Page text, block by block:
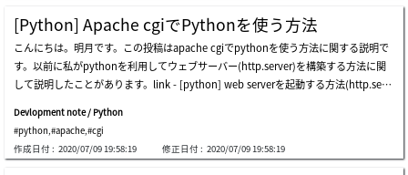
ではなくファイルを読み込んでスタイルまで変更します。(参考にpythonのopenpyx
lはxlsタイプのエクセルは参照ができません。)c1からd13までデータを入れればグラ
フが自動に変更されるエクセルシートを作成しました。上の例はtestexcel.xlsxファ
イルを読み込んでsheetの値を変更する例です。c列とd列はrandom関数で-20から20
までの数を格納します。結果はランダムなので可笑しい気温グラフになります。そし
てc列にはfont設定とバックグラウンド色設定、枠設定をしました。枠のside関数の
値はcolorの場合、hexデータを入れるし、styleの場合、格のスタイル
す。wとxはファイルを作成するためのオプションですが、wはファイルが存在する
場合に削除した後に新しく作成します。xはファイルが存在する場合にfileexistserror
エラーを発生します。aの場合は、存在するファイルに追加のファイルを挿入する
か、変更するときに使用されます。rの場合は、zipファイルを読んでオプションで
す。結果を見れば、apacheのソースを圧縮しましたが、text.txtファイルとtext1.txt
を追加されました。上の例は圧縮ファイルを解凍するソースです。まず、zipで必ず
解凍しなくてもopenとreadで読み込んでファイルを書き出しができます。参考で上
の例ではzipfile.zipfileの関数に圧縮ファイルを入れてstreamタイプのデータを読み
込んて処理ができます。socket通信間に圧縮送受信する時、ローカルのディスクに圧
[Python] Apache cgiでPythonを使う方法
こんにちは。明月です。この投稿はapache cgiでpythonを使う方法に関する説明で
す。以前に私がpythonを利用してウェブサーバー(http.server)を構築する方法に関
して説明したことがあります。link - [python] web serverを起動する方法(http.serv
せん。実はhttp.serverでサービスを構築すると思えばちゃんと運用するかの疑問も
あるし、良いapiやオープンソースも多いのでpython(http.server)で構築する必要性
を感じられません。ウェブapiプラットフォームをphpに決め、構築する場合にapac
Devlopment note / Python
#python,#apache,#cgi
作成日付 : 2020/07/09 19:58:19 修正日付 : 2020/07/09 19:58:19